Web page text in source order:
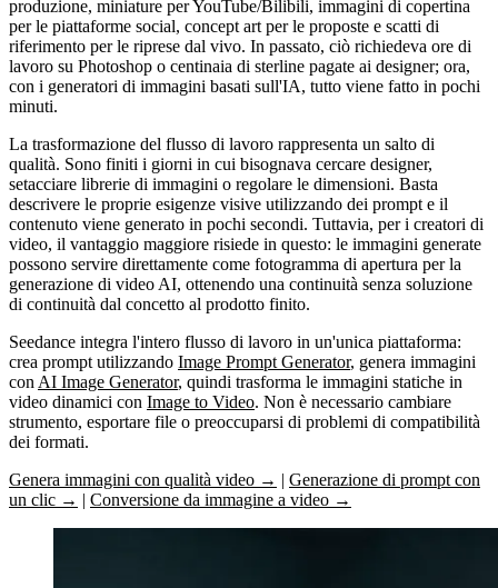
produzione, miniature per YouTube/Bilibili, immagini di copertina
per le piattaforme social, concept art per le proposte e scatti di
riferimento per le riprese dal vivo. In passato, ciò richiedeva ore di
lavoro su Photoshop o centinaia di sterline pagate ai designer; ora,
con i generatori di immagini basati sull'IA, tutto viene fatto in pochi
minuti.
La trasformazione del flusso di lavoro rappresenta un salto di
qualità. Sono finiti i giorni in cui bisognava cercare designer,
setacciare librerie di immagini o regolare le dimensioni. Basta
descrivere le proprie esigenze visive utilizzando dei prompt e il
contenuto viene generato in pochi secondi. Tuttavia, per i creatori di
video, il vantaggio maggiore risiede in questo: le immagini generate
possono servire direttamente come fotogramma di apertura per la
generazione di video AI, ottenendo una continuità senza soluzione
di continuità dal concetto al prodotto finito.
Seedance integra l'intero flusso di lavoro in un'unica piattaforma:
crea prompt utilizzando Image Prompt Generator, genera immagini
conAI Image Generator, quindi trasforma le immagini statiche in
video dinamici con Image to Video. Non è necessario cambiare
strumento, esportare file o preoccuparsi di problemi di compatibilità
dei formati.
Genera immagini con qualità video → | Generazione di prompt con
un clic → | Conversione da immagine a video →